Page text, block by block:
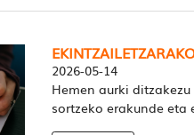
2026-05-14
Hemen aurki
sortzeko erakunde